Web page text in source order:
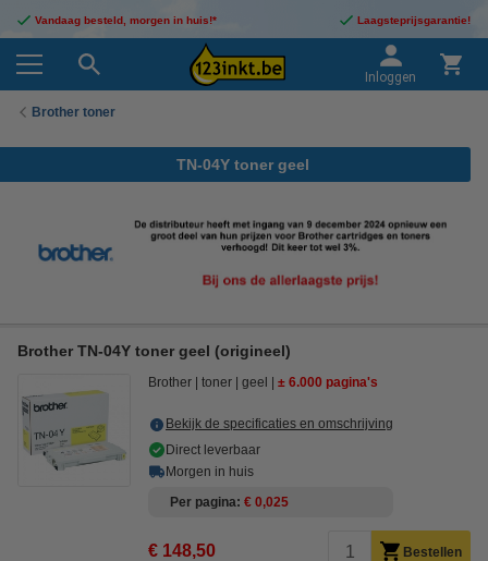
Vandaag besteld, morgen in huis!* Laagsteprijsgarantie!
Inloggen
Brother toner
TN-04Y toner geel
Brother TN-04Y toner geel (origineel)
Brother toner geel ± 6.000 pagina's
Bekijk de specificaties en omschrijving
Direct leverbaar
Morgen in huis
Per pagina € 0,025
€ 148,50 Bestellen